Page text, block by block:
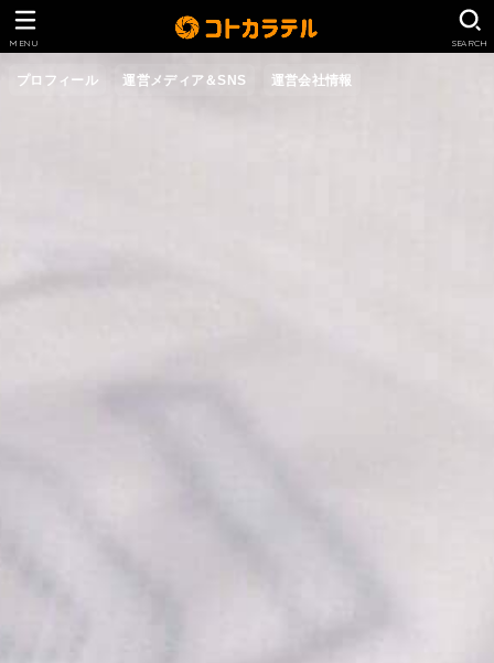
プロフィール 運営メディア＆SNS 運営会社情報
SEARCH
MENU